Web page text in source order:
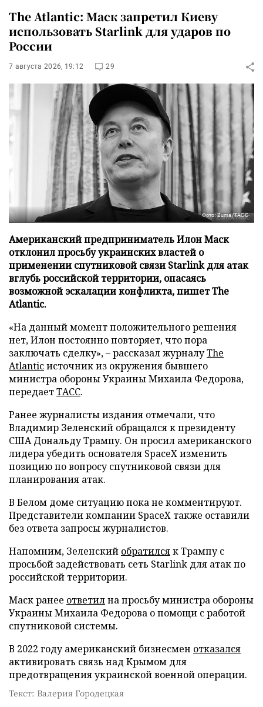
The Atlantic: Маск запретил Киеву
использовать Starlink для ударов по
России
7 августа 2026, 19:12 29
Фото: Zuma/ТАСС
Американский предприниматель Илон Маск
отклонил просьбу украинских властей о
применении спутниковой связи Starlink для атак
вглубь российской территории, опасаясь
возможной эскалации конфликта, пишет The
Atlantic.
«На данный момент положительного решения
нет, Илон постоянно повторяет, что пора
заключать сделку», – рассказал журналуThe
Atlanticисточник из окружения бывшего
министра обороны Украины Михаила Федорова,
передаетТАСС.
Ранее журналисты издания отмечали, что
Владимир Зеленский обращался к президенту
США Дональду Трампу. Он просил американского
лидера убедить основателя SpaceX изменить
позицию по вопросу спутниковой связи для
планирования атак.
В Белом доме ситуацию пока не комментируют.
Представители компании SpaceX также оставили
без ответа запросы журналистов.
Напомним, Зеленский обратилсяк Трампу с
просьбой задействовать сеть Starlink для атак по
российской территории.
Маск ранее ответилна просьбу министра обороны
Украины Михаила Федорова о помощи с работой
спутниковой системы.
В 2022 году американский бизнесмен отказался
активировать связь над Крымом для
предотвращения украинской военной операции.
Текст: Валерия Городецкая